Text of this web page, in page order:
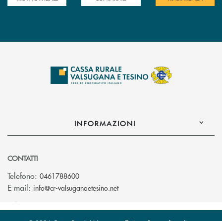
INFORMAZIONI
CONTATTI
Telefono: 0461788600
E-mail: info@cr-valsuganaetesino.net(si apre l’app di posta